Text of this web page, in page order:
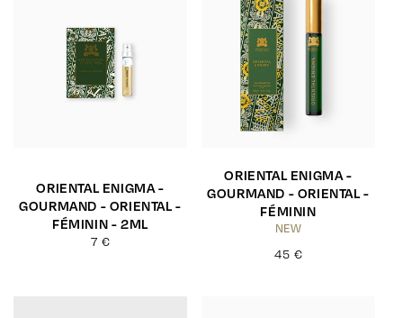
ORIENTAL ENIGMA -
GOURMAND - ORIENTAL -
FÉMININ - 2ML
Prix
7 €
ORIENTAL ENIGMA -
GOURMAND - ORIENTAL -
FÉMININ
NEW
Prix
45 €